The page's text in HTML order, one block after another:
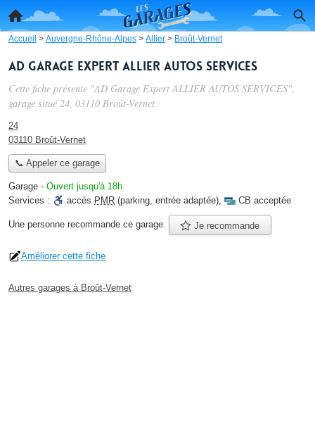
Accueil > Auvergne-Rhône-Alpes > Allier > Broût-Vernet
AD Garage Expert ALLIER AUTOS SERVICES
Cette fiche présente "AD Garage Expert ALLIER AUTOS SERVICES",
garage situé 24, 03110 Broût-Vernet.
24
03110 Broût-Vernet
📞 Appeler ce garage
Garage - Ouvert jusqu'à 18h
Services :
accès PMR (parking, entrée adaptée), CB acceptée
Une personne recommande ce garage. Je recommande
Améliorer cette fiche
Autres garages à Broût-Vernet